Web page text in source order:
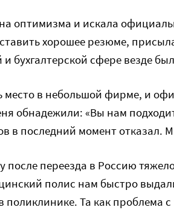
оптимизма и искала
хорошее резюме,
и бухгалтерской сфере везде
место в небольшой фирме, и
обнадежили: «Вы нам
в последний момент отказал.
после переезда в Россию
полис нам быстро
поликлинике. Та как проблема